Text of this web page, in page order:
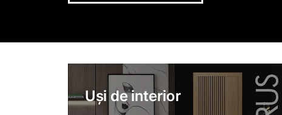
Uși de interior